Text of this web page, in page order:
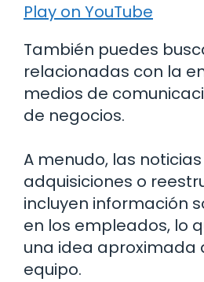
Play on YouTube
También puedes
relacionadas con la
medios de
de negocios.
A menudo, las
adquisiciones o
incluyen información
en los empleados, lo
una idea aproximada
equipo.